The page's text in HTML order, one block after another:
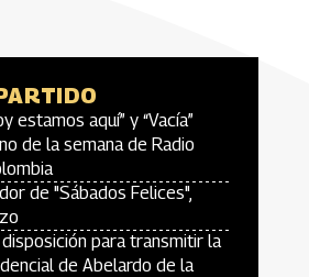
estamos aquí” y “Vacía”
de la semana de Radio
de "Sábados Felices",
para transmitir la
de Abelardo de la